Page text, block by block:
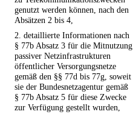
genutzt werden können, nach den
Absätzen 2 bis 4,
2. detaillierte Informationen nach
§ 77b Absatz 3 für die Mitnutzung
passiver Netzinfrastrukturen
öffentlicher Versorgungsnetze
gemäß den §§ 77d bis 77g, soweit
sie der Bundesnetzagentur gemäß
§ 77b Absatz 5 für diese Zwecke
zur Verfügung gestellt wurden,